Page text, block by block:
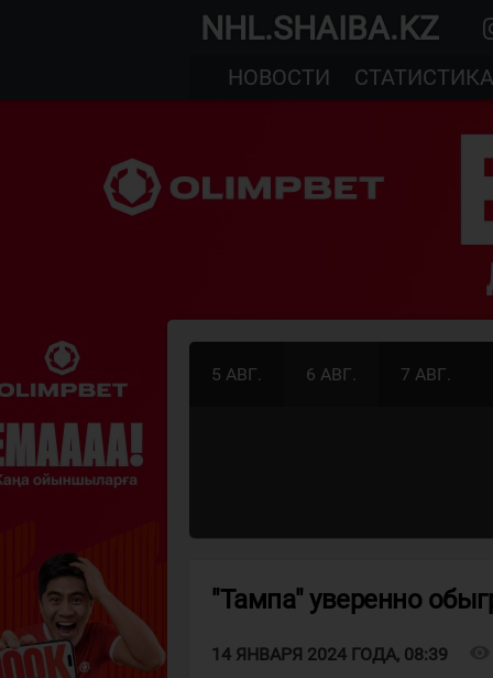
NHL.SHAIBA.KZ
НОВОСТИ
СТАТИСТИКА
5 АВГ. 6 АВГ. 7 АВГ.
"Тампа" уверенно
14 ЯНВАРЯ 2024 ГОДА, 08:39